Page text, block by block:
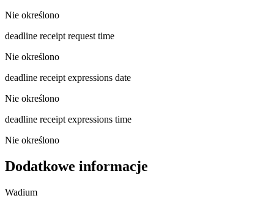
Nie określono
deadline receipt request time
Nie określono
deadline receipt expressions date
Nie określono
deadline receipt expressions time
Nie określono
Dodatkowe informacje
Wadium